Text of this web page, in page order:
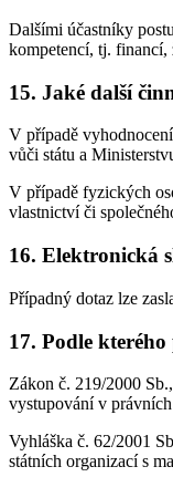
Dalšími účastníky
kompetencí, tj.
15. Jaké další
V případě
vůči státu a
V případě fyzických
vlastnictví či
16. Elektronická
Případný dotaz lze
17. Podle
Zákon č. 219/2000
vystupování v
Vyhláška č. 62/2001
státních organizací s